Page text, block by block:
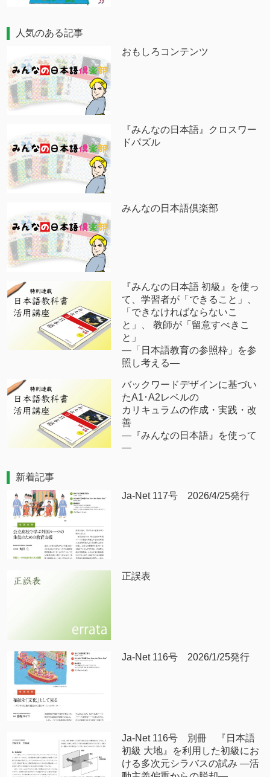
人気のある記事
おもしろコンテンツ
『みんなの日本語』クロスワー
ドパズル
みんなの日本語倶楽部
『みんなの日本語 初級』を使っ
て、学習者が「できること」、
「できなければならないこ
と」、 教師が「留意すべきこ
と」
―「日本語教育の参照枠」を参
照し考える―
バックワードデザインに基づい
たA1･A2レベルの
カリキュラムの作成・実践・改
善
―『みんなの日本語』を使って
―
新着記事
Ja-Net 117号 2026/4/25発行
正誤表
Ja-Net 116号 2026/1/25発行
Ja-Net 116号 別冊 『日本語
初級 大地』を利用した初級にお
ける多次元シラバスの試み —活